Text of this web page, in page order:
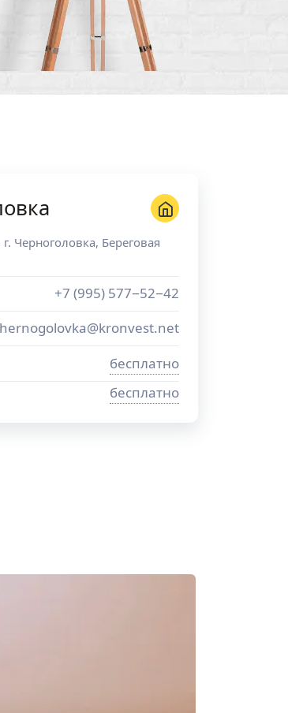
г. Черноголовка, Береговая
+7 (995) 577−52−42
бесплатно
бесплатно